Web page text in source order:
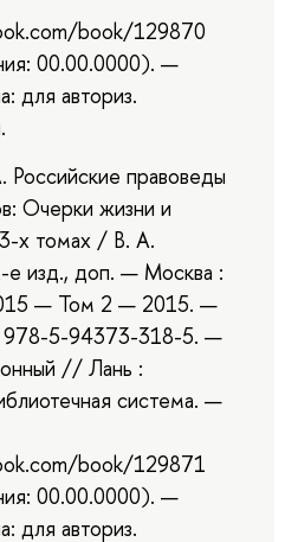
book/129870
00.00.0000). —
для авториз.
Российские правоведы
Очерки жизни и
х томах / В. А.
изд., доп. — Москва :
— Том 2 — 2015. —
978-5-94373-318-5. —
// Лань :
система. —
book/129871
00.00.0000). —
для авториз.